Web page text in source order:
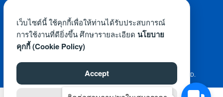
©2026 WWW.PROFESSIONAL-ONE.COM. ALL RIGHTS RESERVED.
เว็บไซต์นี้ ใช้คุกกี้เพื่อให้ท่านได้รับประสบการณ์
การใช้งานที่ดียิ่งขึ้น ศึกษารายละเอียด นโยบาย
คุกกี้ (Cookie Policy)
Accept